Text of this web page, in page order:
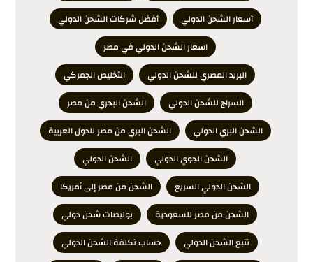
أسعار الشحن الدولي
أفضل شركات الشحن الدولي
اسعار الشحن الدولي في مصر
البريد المصري للشحن الدولي
التخليص الجمركي
السراج للشحن الدولي
الشحن البحري من مصر
الشحن البري الدولي
الشحن البري من مصر للدول العربية
الشحن الجوي الدولي
الشحن الدولي
الشحن الدولي السريع
الشحن من مصر إلى أمريكا
الشحن من مصر للسعودية
بوليصات شحن دولي
تتبع الشحن الدولي
حساب تكلفة الشحن الدولي